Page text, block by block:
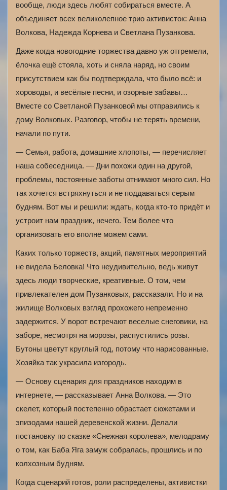
вообще, люди здесь любят собираться вместе. А
объединяет всех великолепное трио активисток: Анна
Волкова, Надежда Корнева и Светлана Пузанкова.
Даже когда новогодние торжества давно уж отгремели,
ёлочка ещё стояла, хоть и сняла наряд, но своим
присутствием как бы подтверждала, что было всё: и
хороводы, и весёлые песни, и озорные забавы…
Вместе со Светланой Пузанковой мы отправились к
дому Волковых. Разговор, чтобы не терять времени,
начали по пути.
— Семья, работа, домашние хлопоты, — перечисляет
наша собеседница. — Дни похожи один на другой,
проблемы, постоянные заботы отнимают много сил. Но
так хочется встряхнуться и не поддаваться серым
будням. Вот мы и решили: ждать, когда кто-то придёт и
устроит нам праздник, нечего. Тем более что
организовать его вполне можем сами.
Каких только торжеств, акций, памятных мероприятий
не видела Беловка! Что неудивительно, ведь живут
здесь люди творческие, креативные. О том, чем
привлекателен дом Пузанковых, рассказали. Но и на
жилище Волковых взгляд прохожего непременно
задержится. У ворот встречают веселые снеговики, на
заборе, несмотря на морозы, распустились розы.
Бутоны цветут круглый год, потому что нарисованные.
Хозяйка так украсила изгородь.
— Основу сценария для праздников находим в
интернете, — рассказывает Анна Волкова. — Это
скелет, который постепенно обрастает сюжетами и
эпизодами нашей деревенской жизни. Делали
постановку по сказке «Снежная королева», мелодраму
о том, как Баба Яга замуж собралась, прошлись и по
колхозным будням.
Когда сценарий готов, роли распределены, активистки